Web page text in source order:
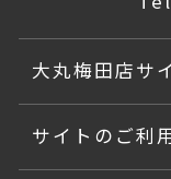
大丸梅田店サ
サイトのご利